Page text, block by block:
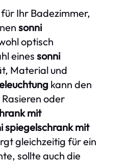
Ihr Badezimmer,
sonni
optisch
eines sonni
Material und
kann den
oder
mit
spiegelschrank mit
gleichzeitig für ein
sollte auch die